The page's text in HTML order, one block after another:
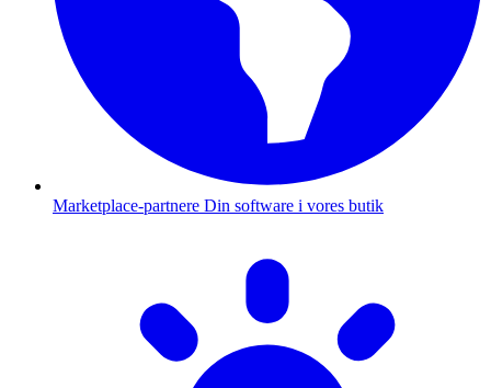
Marketplace-partnere Din software i vores butik